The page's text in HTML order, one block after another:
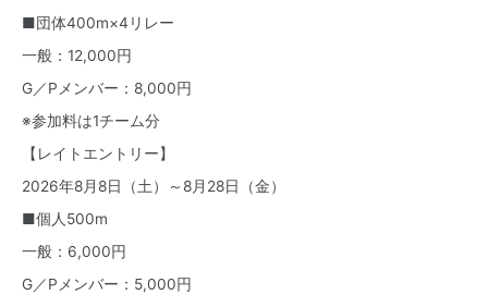
■団体400m×4リレー
一般：12,000円
G／Pメンバー：8,000円
※参加料は1チーム分
【レイトエントリー】
2026年8月8日（土）～8月28日（金）
■個人500m
一般：6,000円
G／Pメンバー：5,000円